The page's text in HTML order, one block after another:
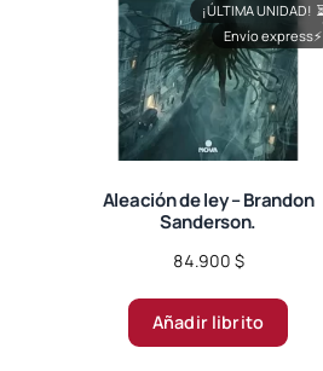
Aleación de ley – Brandon
Sanderson.
84.900 $
¡ÚLTIMA UNIDAD!⏳
Envío express⚡
Añadir librito